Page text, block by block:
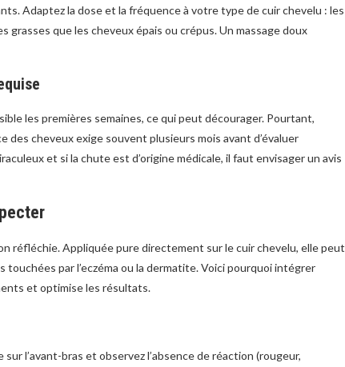
Adaptez la dose et la fréquence à votre type de cuir chevelu : les
que les cheveux épais ou crépus. Un massage doux
les premières semaines, ce qui peut décourager. Pourtant,
cheveux exige souvent plusieurs mois avant d’évaluer
et si la chute est d’origine médicale, il faut envisager un avis
réfléchie. Appliquée pure directement sur le cuir chevelu, elle peut
par l’eczéma ou la dermatite. Voici pourquoi intégrer
et optimise les résultats.
l’avant-bras et observez l’absence de réaction (rougeur,